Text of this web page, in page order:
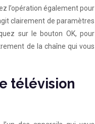
l’opération également pour
clairement de paramètres
sur le bouton OK, pour
de la chaîne qui vous
télévision